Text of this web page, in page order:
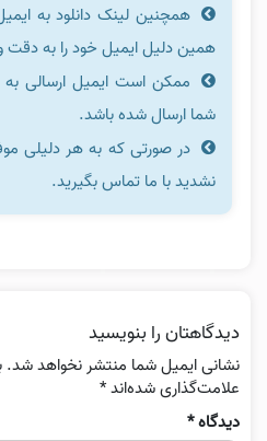
همچنین لینک دانلود به
همین دلیل ایمیل خود را به دقت
شما ارسال شده باشد.
در صورتی که به هر دلیلی
نشدید با ما تماس بگیرید.
دیدگاهتان را بنویسید
نشانی ایمیل شما منتشر نخواهد شد.
علامت‌گذاری شده‌اند*
دیدگاه*